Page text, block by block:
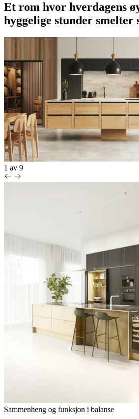
Et rom hvor hverdagens
hyggelige stunder smelter
1 av 9
Sammenheng og funksjon i balanse